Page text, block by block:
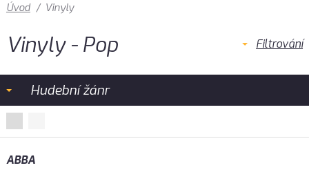
Úvod / Vinyly
Vinyly - Pop Filtrování
Hudební žánr
ABBA